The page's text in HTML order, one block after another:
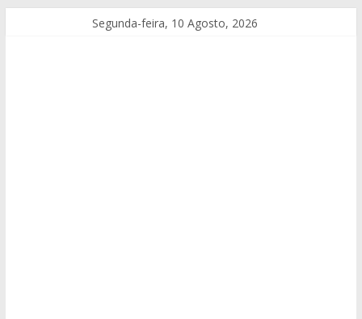
Segunda-feira, 10 Agosto, 2026